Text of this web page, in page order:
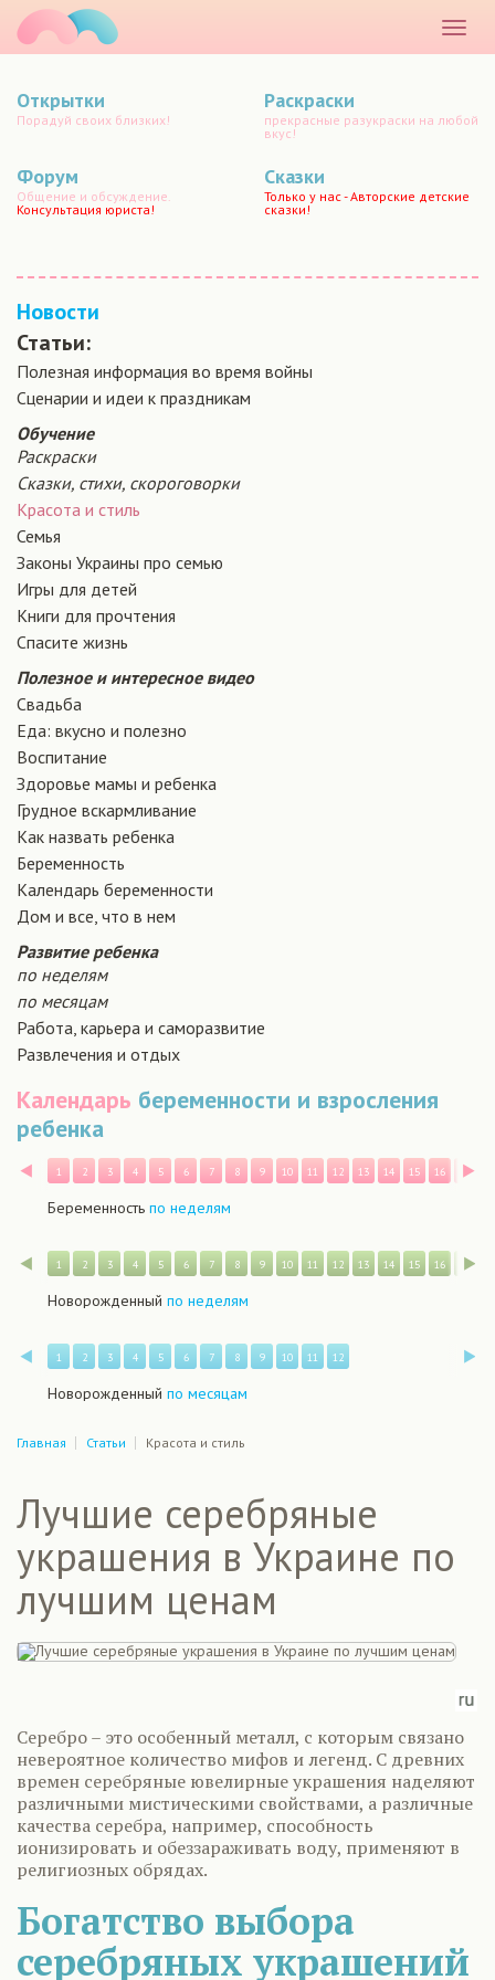
меню
Открытки
Порадуй своих близких!
Раскраски
прекрасные разукраски на любой
вкус!
Форум
Общение и обсуждение.
Консультация юриста!
Сказки
Только у нас - Авторские детские
сказки!
Новости
Статьи:
Полезная информация во время войны
Сценарии и идеи к праздникам
Обучение
Раскраски
Сказки, стихи, скороговорки
Красота и стиль
Семья
Законы Украины про семью
Игры для детей
Книги для прочтения
Спасите жизнь
Полезное и интересное видео
Свадьба
Еда: вкусно и полезно
Воспитание
Здоровье мамы и ребенка
Грудное вскармливание
Как назвать ребенка
Беременность
Календарь беременности
Дом и все, что в нем
Развитие ребенка
по неделям
по месяцам
Работа, карьера и саморазвитие
Развлечения и отдых
Календарь беременности и взросления
ребенка
Назад
1 2 3 4 5 6 7 8 9 10 11 12 13 14 15 16 17
Беременность по неделям
Назад
1 2 3 4 5 6 7 8 9 10 11 12 13 14 15 16 17
Новорожденный по неделям
Назад
1 2 3 4 5 6 7 8 9 10 11 12
Новорожденный по месяцам
Главная Статьи Красота и стиль
Лучшие серебряные
украшения в Украине по
лучшим ценам
Серебро – это особенный металл, с которым связано
невероятное количество мифов и легенд. С древних
времен серебряные ювелирные украшения наделяют
различными мистическими свойствами, а различные
качества серебра, например, способность
ионизировать и обеззараживать воду, применяют в
религиозных обрядах.
Богатство выбора
серебряных украшений